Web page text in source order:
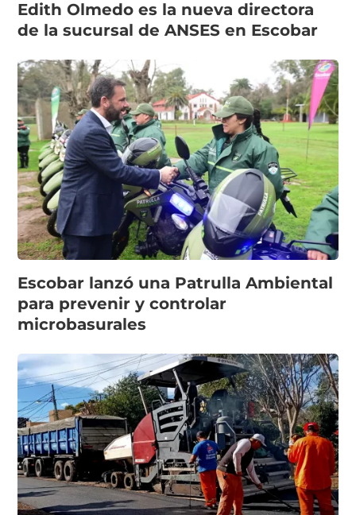
Edith Olmedo es la nueva directora
de la sucursal de ANSES en Escobar
Escobar lanzó una Patrulla Ambiental
para prevenir y controlar
microbasurales